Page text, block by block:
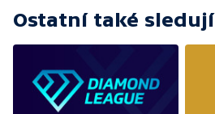
Ostatní také sledují